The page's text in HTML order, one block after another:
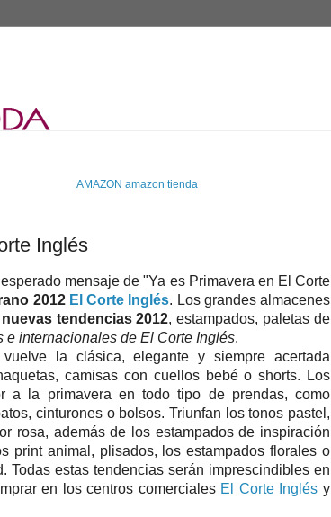
AMAZON amazon tienda
Inglés
mensaje de "Ya es Primavera en El Corte
2012 El Corte Inglés. Los grandes almacenes
nuevas tendencias 2012, estampados, paletas de
e internacionales de El Corte Inglés.
vuelve la clásica, elegante y siempre acertada
camisas con cuellos bebé o shorts. Los
a la primavera en todo tipo de prendas, como
cinturones o bolsos. Triunfan los tonos pastel,
rosa, además de los estampados de inspiración
print animal, plisados, los estampados florales o
Todas estas tendencias serán imprescindibles en
en los centros comerciales El Corte Inglés y